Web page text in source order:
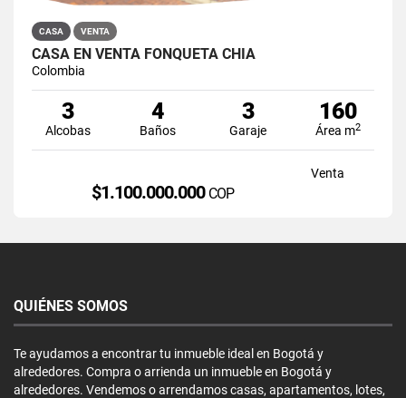
CASA VENTA
CASA EN VENTA FONQUETÁ CHÍA
Colombia
3
Alcobas
4
Baños
3
Garaje
160
Área m2
Venta
$1.100.000.000 COP
QUIÉNES SOMOS
Te ayudamos a encontrar tu inmueble ideal en Bogotá y
alrededores. Compra o arrienda un inmueble en Bogotá y
alrededores. Vendemos o arrendamos casas, apartamentos, lotes,